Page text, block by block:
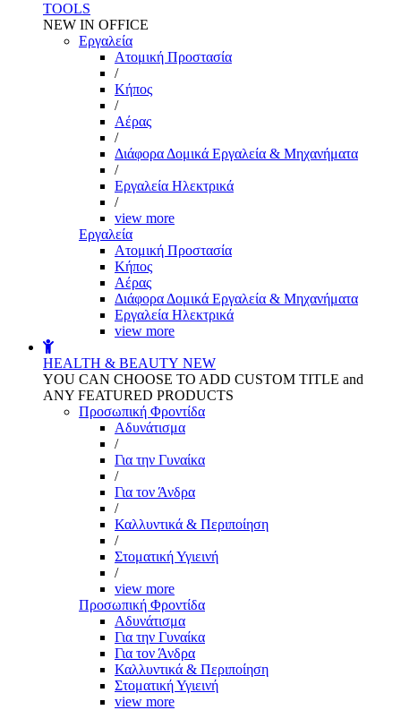
TOOLS
NEW IN OFFICE
Εργαλεία
Aτομική Προστασία
/
Kήπος
/
Αέρας
/
Διάφορα Δομικά Εργαλεία & Μηχανήματα
/
Εργαλεία Ηλεκτρικά
/
view more
Εργαλεία
Aτομική Προστασία
Kήπος
Αέρας
Διάφορα Δομικά Εργαλεία & Μηχανήματα
Εργαλεία Ηλεκτρικά
view more
HEALTH & BEAUTY NEW
YOU CAN CHOOSE TO ADD CUSTOM TITLE and
ANY FEATURED PRODUCTS
Προσωπική Φροντίδα
Αδυνάτισμα
/
Για την Γυναίκα
/
Για τον Άνδρα
/
Καλλυντικά & Περιποίηση
/
Στοματική Υγιεινή
/
view more
Προσωπική Φροντίδα
Αδυνάτισμα
Για την Γυναίκα
Για τον Άνδρα
Καλλυντικά & Περιποίηση
Στοματική Υγιεινή
view more